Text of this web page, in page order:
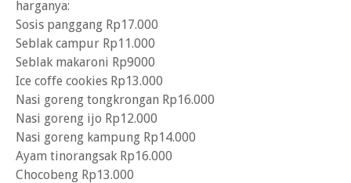
harganya:
Sosis panggang Rp17.000
Seblak campur Rp11.000
Seblak makaroni Rp9000
Ice coffe cookies Rp13.000
Nasi goreng tongkrongan Rp16.000
Nasi goreng ijo Rp12.000
Nasi goreng kampung Rp14.000
Ayam tinorangsak Rp16.000
Chocobeng Rp13.000